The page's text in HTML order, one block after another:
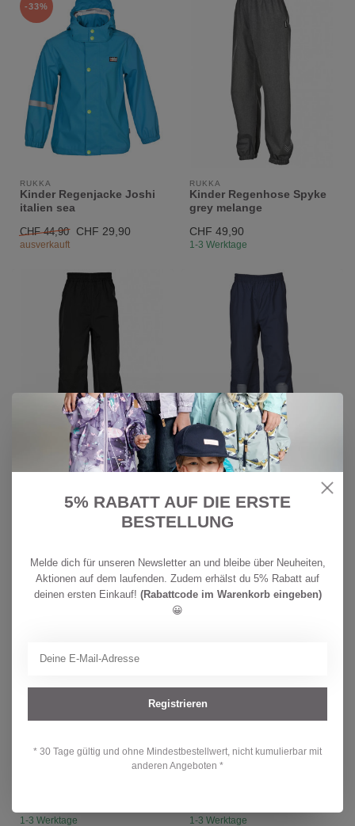
-33%
RUKKA
Kinder Regenjacke Joshi
italien sea
CHF 44,90 CHF 29,90
ausverkauft
RUKKA
Kinder Regenhose Spyke
grey melange
CHF 49,90
1-3 Werktage
RUKKA RUKKA
Kinder Regenhose Shelter
total eclipse
CHF 64,90
-33%
Kinder Funktions T-Shirt
1-3 Werktage
-29%
Kinder Regenhose
1-3 Werktage
5% RABATT AUF DIE ERSTE
BESTELLUNG
Melde dich für unseren Newsletter an und bleibe über Neuheiten,
Aktionen auf dem laufenden. Zudem erhälst du 5% Rabatt auf
deinen ersten Einkauf! (Rabattcode im Warenkorb eingeben)
😀
Registrieren
* 30 Tage gültig und ohne Mindestbestellwert, nicht kumulierbar mit
anderen Angeboten *